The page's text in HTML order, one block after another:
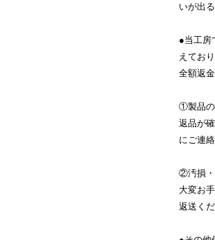
いが出
●当工房
えてお
全額返
①製品の
返品が
にご連
②汚損・
大変お
返送く